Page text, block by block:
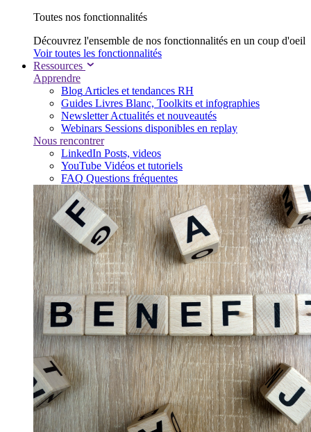
Toutes nos fonctionnalités
Découvrez l'ensemble de nos fonctionnalités en un coup d'oeil
Voir toutes les fonctionnalités
Ressources
Apprendre
Blog Articles et tendances RH
Guides Livres Blanc, Toolkits et infographies
Newsletter Actualités et nouveautés
Webinars Sessions disponibles en replay
Nous rencontrer
LinkedIn Posts, videos
YouTube Vidéos et tutoriels
FAQ Questions fréquentes